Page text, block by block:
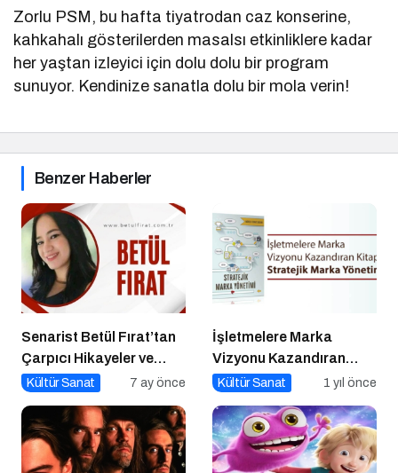
Zorlu PSM, bu hafta tiyatrodan caz konserine,
kahkahalı gösterilerden masalsı etkinliklere kadar
her yaştan izleyici için dolu dolu bir program
sunuyor. Kendinize sanatla dolu bir mola verin!
Benzer Haberler
Senarist Betül Fırat’tan
Çarpıcı Hikayeler ve
Şarkılar
Kültür Sanat 7 ay önce
İşletmelere Marka
Vizyonu Kazandıran
Kitap: Stratejik Marka
Kültür Sanat 1 yıl önce